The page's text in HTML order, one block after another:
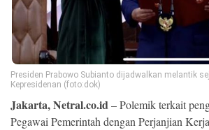
Ekonomi
Memori
Presiden Prabowo Subianto dijadwalkan melantik
Kepresidenan (foto:dok)
Jakarta, Netral.co.id– Polemik terkait
Pegawai Pemerintah dengan Perjanjian